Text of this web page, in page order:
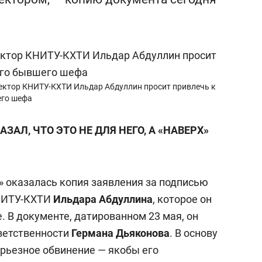
КНИТУ-КХТИ Ильдар Абдуллин просит привлечь к
шефа
ЧТО ЭТО НЕ ДЛЯ НЕГО, А «НАВЕРХ»
копия заявления за подписью
КХТИ Ильдара Абдуллина, которое он
В документе, датированном 23 мая, он
Германа Дьяконова. В основу
обвинение — якобы его
с вершины горы»